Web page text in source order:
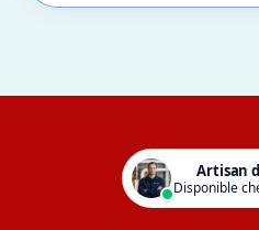
Artisan
Disponible